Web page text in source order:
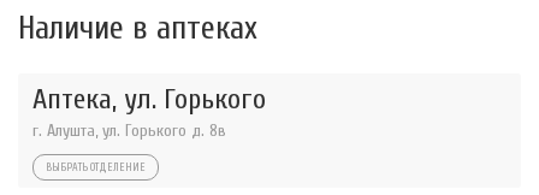
Наличие в аптеках
Аптека, ул. Горького
г. Алушта, ул. Горького д. 8в
ВЫБРАТЬ ОТДЕЛЕНИЕ